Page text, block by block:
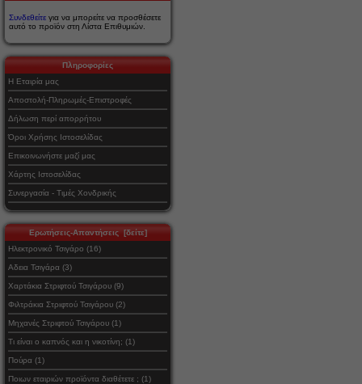
Συνδεθείτε για να μπορείτε να προσθέσετε
αυτό το προϊόν στη Λίστα Επιθυμιών.
Πληροφορίες
Η Εταιρία μας
Αποστολή-Πληρωμές-Επιστροφές
Δήλωση περί απορρήτου
Όροι Χρήσης Ιστοσελίδας
Επικοινωνήστε μαζί μας
Χάρτης Ιστοσελίδας
Συνεργασία - Τιμές Χονδρικής
Ερωτήσεις-Απαντήσεις [δείτε]
Ηλεκτρονικό Τσιγάρο (16)
Αδεια Τσιγάρα (3)
Χαρτάκια Στριφτού Τσιγάρου (9)
Φιλτράκια Στριφτού Τσιγάρου (2)
Μηχανές Στριφτού Τσιγάρου (1)
Τι είναι ο καπνός και η νικοτίνη; (1)
Πούρα (1)
Ποιων εταιριών προϊόντα διαθέτετε ; (1)